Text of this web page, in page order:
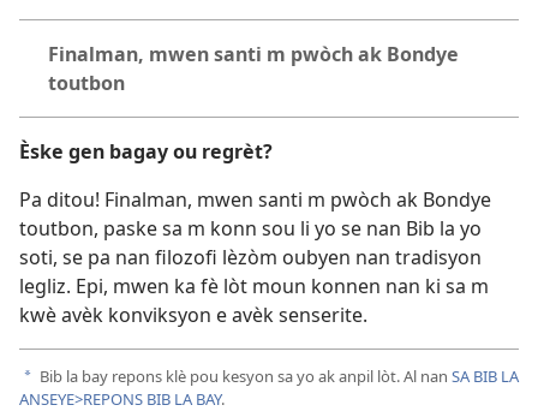
Finalman, mwen santi m pwòch ak Bondye
toutbon
Èske gen bagay ou regrèt?
Pa ditou! Finalman, mwen santi m pwòch ak Bondye
toutbon, paske sa m konn sou li yo se nan Bib la yo
soti, se pa nan filozofi lèzòm oubyen nan tradisyon
legliz. Epi, mwen ka fè lòt moun konnen nan ki sa m
kwè avèk konviksyon e avèk senserite.
a Bib la bay repons klè pou kesyon sa yo ak anpil lòt. Al nan SA BIB LA
ANSEYE>REPONS BIB LA BAY.